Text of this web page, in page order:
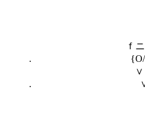
／￣／ﾆ＞―
ｆニニ--∠／
. {O/ /￣―‐
∨ / ／
. ∨ / /
∨ ;′ /|
/∨| -‐/